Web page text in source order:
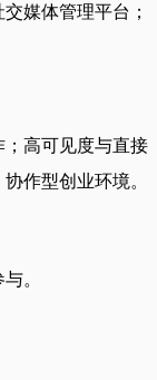
媒体管理平台；
高可见度与直接
作型创业环境。
。